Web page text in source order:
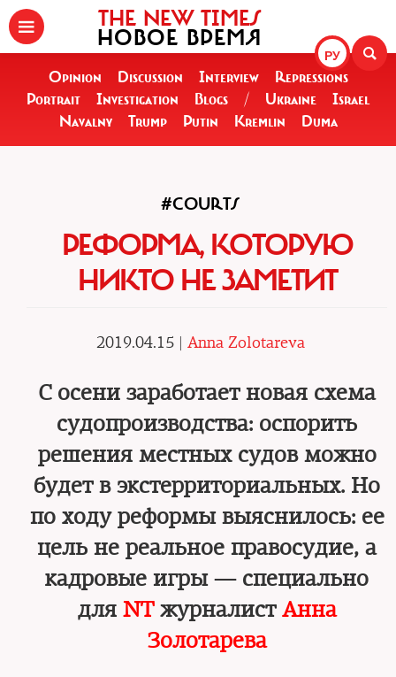
РУ
THE NEW TIMES
НОВОЕ ВРЕМЯ
Opinion Discussion Interview
Repressions
Portrait
Investigation Blogs / Ukraine
Israel
Navalny
Trump Putin Kremlin Duma
#COURTS
РЕФОРМА, КОТОРУЮ
НИКТО НЕ ЗАМЕТИТ
2019.04.15 | Anna Zolotareva
С осени заработает новая схема
судопроизводства: оспорить
решения местных судов можно
будет в экстерриториальных. Но
по ходу реформы выяснилось: ее
цель не реальное правосудие, а
кадровые игры — специально
для NTжурналист Анна
Золотарева